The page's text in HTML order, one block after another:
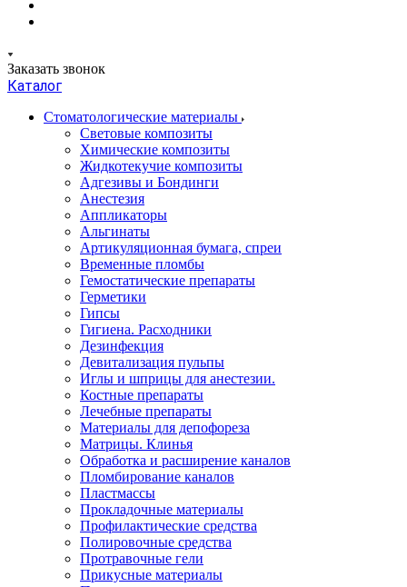
Заказать звонок
Каталог
Стоматологические материалы
Световые композиты
Химические композиты
Жидкотекучие композиты
Адгезивы и Бондинги
Анестезия
Аппликаторы
Альгинаты
Артикуляционная бумага, спреи
Временные пломбы
Гемостатические препараты
Герметики
Гипсы
Гигиена. Расходники
Дезинфекция
Девитализация пульпы
Иглы и шприцы для анестезии.
Костные препараты
Лечебные препараты
Материалы для депофореза
Матрицы. Клинья
Обработка и расширение каналов
Пломбирование каналов
Пластмассы
Прокладочные материалы
Профилактические средства
Полировочные средства
Протравочные гели
Прикусные материалы